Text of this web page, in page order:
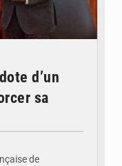
d’un
sa
de